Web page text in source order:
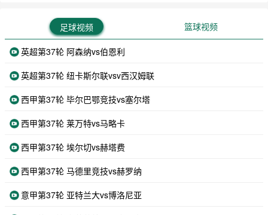
足球视频 篮球视频
英超第37轮 阿森纳vs伯恩利
英超第37轮 纽卡斯尔联vsv西汉姆联
西甲第37轮 毕尔巴鄂竞技vs塞尔塔
西甲第37轮 莱万特vs马略卡
西甲第37轮 埃尔切vs赫塔费
西甲第37轮 马德里竞技vs赫罗纳
意甲第37轮 亚特兰大vs博洛尼亚